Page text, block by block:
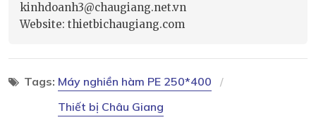
kinhdoanh3@chaugiang.net.vn
Website: thietbichaugiang.com
Tags: Máy nghiền hàm PE 250*400
Thiết bị Châu Giang